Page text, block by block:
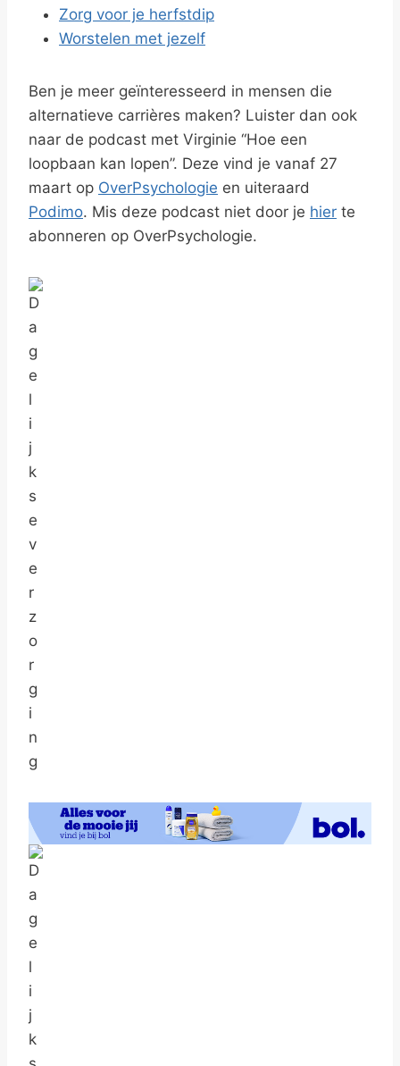
Zorg voor je herfstdip
Worstelen met jezelf
Ben je meer geïnteresseerd in mensen die
alternatieve carrières maken? Luister dan ook
naar de podcast met Virginie “Hoe een
loopbaan kan lopen”. Deze vind je vanaf 27
maart op OverPsychologie en uiteraard
Podimo. Mis deze podcast niet door je hier te
abonneren op OverPsychologie.